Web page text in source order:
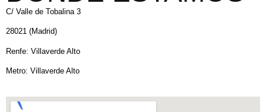
C/ Valle de Tobalina 3
28021 (Madrid)
Renfe: Villaverde Alto
Metro: Villaverde Alto